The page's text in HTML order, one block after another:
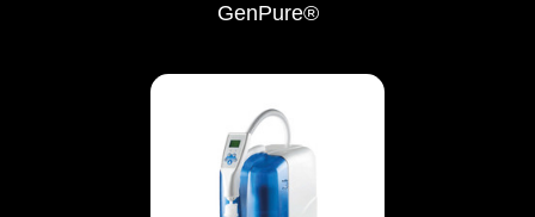
GenPure®